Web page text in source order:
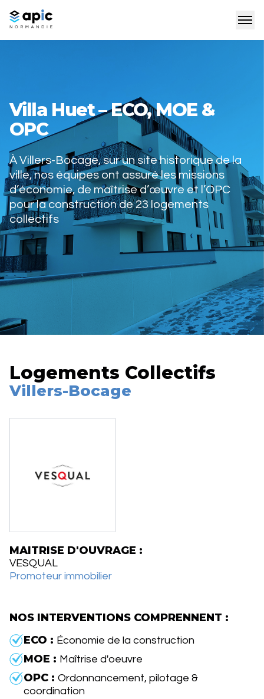
Villa Huet – ECO, MOE &
OPC
À Villers-Bocage, sur un site historique de la
ville, nos équipes ont assuré les missions
d’économie, de maîtrise d’œuvre et l’OPC
pour la construction de 23 logements
collectifs
Logements Collectifs
Villers-Bocage
MAITRISE D'OUVRAGE :
VESQUAL
Promoteur immobilier
NOS INTERVENTIONS COMPRENNENT :
ECO : Économie de la construction
MOE : Maîtrise d'oeuvre
OPC : Ordonnancement, pilotage &
coordination